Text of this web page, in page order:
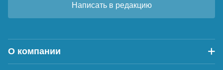
Написать в редакцию
О компании